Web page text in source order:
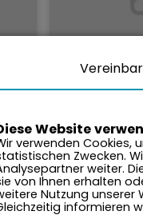
4
von:
1-Zimmer-
Personen
Website
verwenden Cookies,
Zwecken.
weiter.
von Ihnen erhalten
Nutzung unserer
informieren